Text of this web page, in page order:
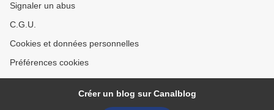
Signaler un abus
C.G.U.
Cookies et données personnelles
Préférences cookies
Créer un blog sur Canalblog